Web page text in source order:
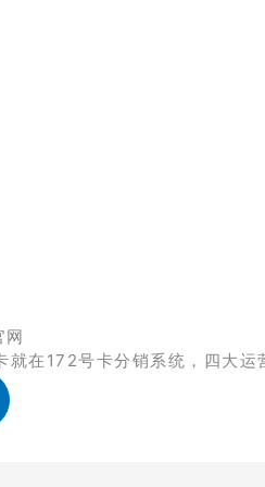
网
就在172号卡分销系统，四大运